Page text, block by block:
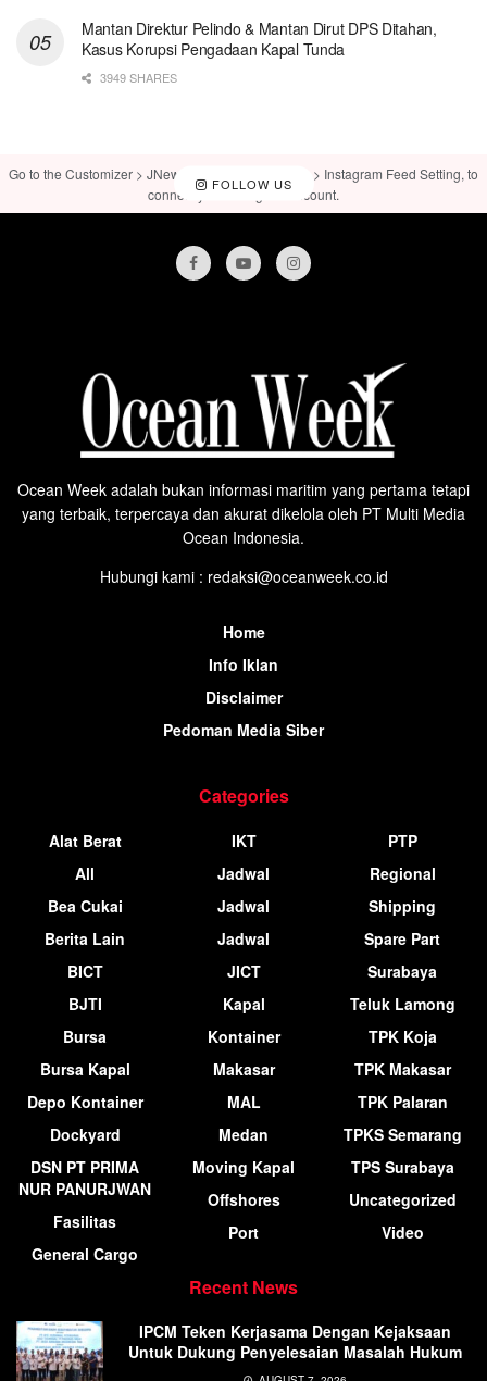
Mantan Direktur Pelindo & Mantan Dirut DPS Ditahan,
Kasus Korupsi Pengadaan Kapal Tunda
3949 SHARES
FOLLOW US
Go to the Customizer > JNews : Social, Like & View > Instagram Feed Setting, to
connect your Instagram account.
Ocean Week adalah bukan informasi maritim yang pertama tetapi
yang terbaik, terpercaya dan akurat dikelola oleh PT Multi Media
Ocean Indonesia.
Hubungi kami : redaksi@oceanweek.co.id
Home
Info Iklan
Disclaimer
Pedoman Media Siber
Categories
Alat Berat
All
Bea Cukai
Berita Lain
BICT
BJTI
Bursa
Bursa Kapal
Depo Kontainer
Dockyard
DSN PT PRIMA
NUR PANURJWAN
Fasilitas
General Cargo
IKT
Jadwal
Jadwal
Jadwal
JICT
Kapal
Kontainer
Makasar
MAL
Medan
Moving Kapal
Offshores
Port
PTP
Regional
Shipping
Spare Part
Surabaya
Teluk Lamong
TPK Koja
TPK Makasar
TPK Palaran
TPKS Semarang
TPS Surabaya
Uncategorized
Video
Recent News
IPCM Teken Kerjasama Dengan Kejaksaan
Untuk Dukung Penyelesaian Masalah Hukum